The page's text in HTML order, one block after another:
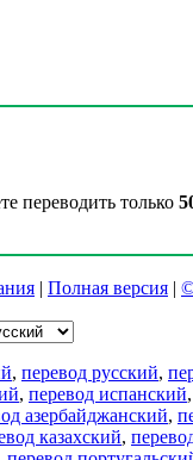
переводить только
| Полная версия |
, перевод русский,
, перевод испанский,
азербайджанский,
казахский,